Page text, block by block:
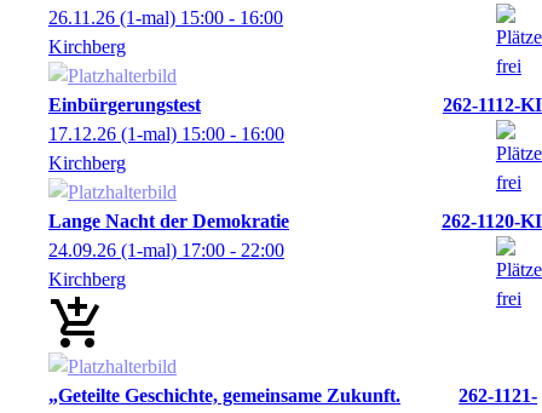
26.11.26 (1-mal) 15:00 - 16:00
Kirchberg
Einbürgerungstest
262-1112-KI
17.12.26 (1-mal) 15:00 - 16:00
Kirchberg
Lange Nacht der Demokratie
262-1120-KI
24.09.26 (1-mal) 17:00 - 22:00
Kirchberg
„Geteilte Geschichte, gemeinsame Zukunft.
262-1121-